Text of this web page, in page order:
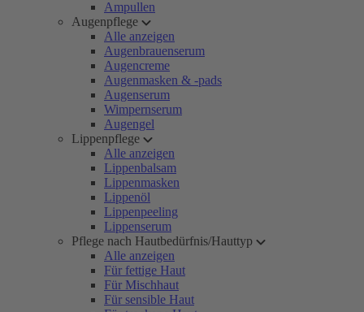
Ampullen
Augenpflege
Alle anzeigen
Augenbrauenserum
Augencreme
Augenmasken & -pads
Augenserum
Wimpernserum
Augengel
Lippenpflege
Alle anzeigen
Lippenbalsam
Lippenmasken
Lippenöl
Lippenpeeling
Lippenserum
Pflege nach Hautbedürfnis/Hauttyp
Alle anzeigen
Für fettige Haut
Für Mischhaut
Für sensible Haut